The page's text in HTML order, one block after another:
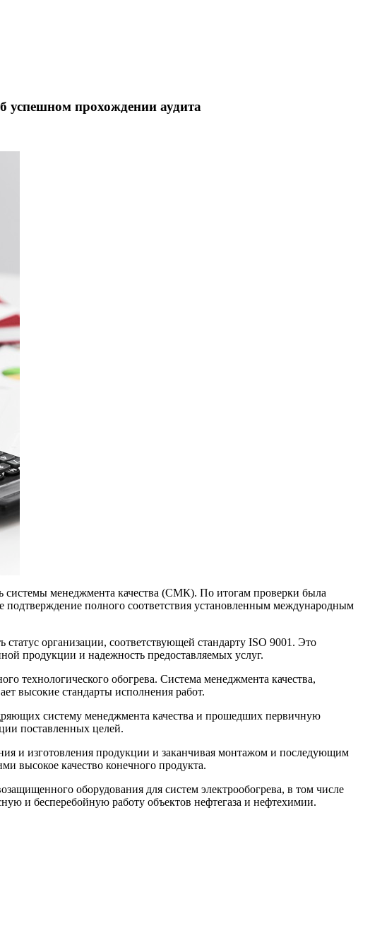
успешном прохождении аудита
менеджмента качества (СМК). По итогам проверки была
полного соответствия установленным международным
организации, соответствующей стандарту ISO 9001. Это
продукции и надежность предоставляемых услуг.
технологического обогрева. Система менеджмента качества,
высокие стандарты исполнения работ.
систему менеджмента качества и прошедших первичную
поставленных целей.
и изготовления продукции и заканчивая монтажом и последующим
высокое качество конечного продукта.
оборудования для систем электрообогрева, в том числе
и бесперебойную работу объектов нефтегаза и нефтехимии.